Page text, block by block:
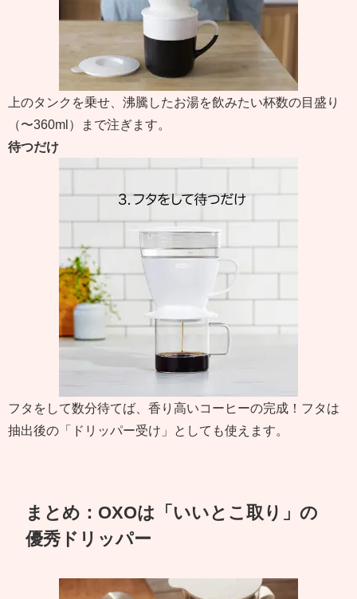
上のタンクを乗せ、沸騰したお湯を飲みたい杯数の目盛り
（〜360ml）まで注ぎます。
待つだけ
フタをして数分待てば、香り高いコーヒーの完成！フタは
抽出後の「ドリッパー受け」としても使えます。
まとめ：OXOは「いいとこ取り」の
優秀ドリッパー